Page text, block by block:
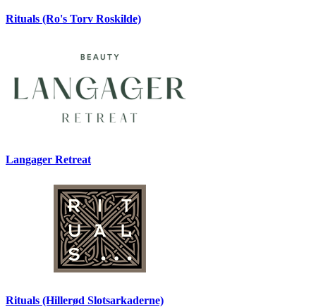
Rituals (Ro's Torv Roskilde)
Langager Retreat
Rituals (Hillerød Slotsarkaderne)